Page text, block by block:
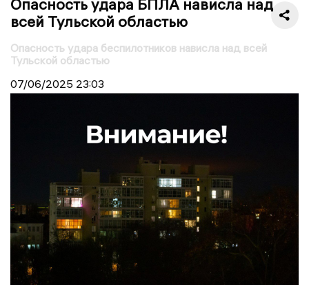
Опасность удара БПЛА нависла над
всей Тульской областью
Опасность удара беспилотников нависла над всей
Тульской областью
07/06/2025 23:03